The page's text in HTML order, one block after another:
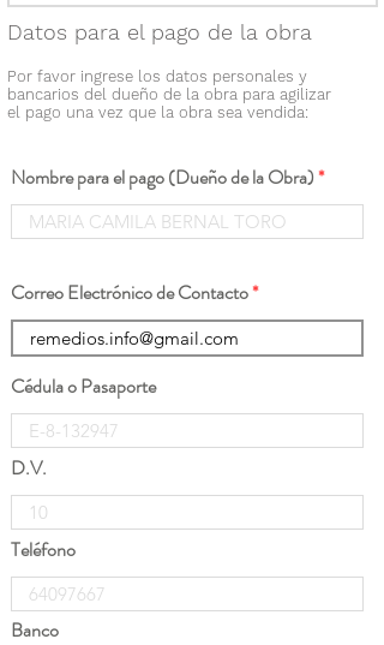
Datos para el pago de la obra
Por favor ingrese los datos personales y
bancarios del dueño de la obra para agilizar
el pago una vez que la obra sea vendida:
Nombre para el pago (Dueño de la Obra)
Correo Electrónico de Contacto
Cédula o Pasaporte
D.V.
Teléfono
Banco